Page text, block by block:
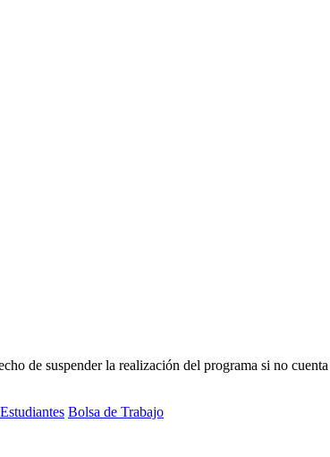
de suspender la realización del programa si no
Bolsa de Trabajo